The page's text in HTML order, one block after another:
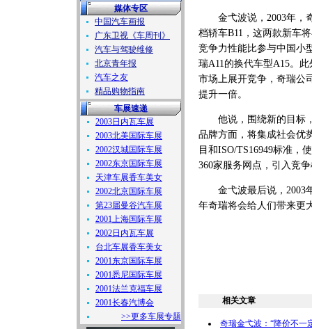
媒体专区
中国汽车画报
广东卫视《车周刊》
汽车与驾驶维修
北京青年报
汽车之友
精品购物指南
车展速递
2003日内瓦车展
2003北美国际车展
2002汉城国际车展
2002东京国际车展
天津车展香车美女
2002北京国际车展
第23届曼谷汽车展
2001上海国际车展
2002日内瓦车展
台北车展香车美女
2001东京国际车展
2001悉尼国际车展
2001法兰克福车展
2001长春汽博会
>>更多车展专题
金弋波说，2003年，奇
档轿车B11，这两款新车
竞争力性能比参与中国小
瑞A11的换代车型A15。
市场上展开竞争，奇瑞公
提升一倍。
他说，围绕新的目标，
品牌方面，将集成社会优
目和ISO/TS16949标准，
360家服务网点，引入竞
金弋波最后说，2003年
年奇瑞将会给人们带来更
相关文章
奇瑞金弋波：“降价不一